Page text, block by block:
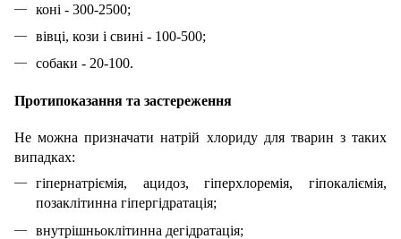
коні - 300-2500;
вівці, кози і свині - 100-500;
собаки - 20-100.
Протипоказання та застереження
Не можна призначати натрій хлориду для тварин з таких
випадках:
гіпернатріємія, ацидоз, гіперхлоремія, гіпокаліємія,
позаклітинна гіпергідратація;
внутрішньоклітинна дегідратація;